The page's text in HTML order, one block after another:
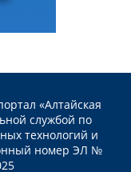
«Алтайская
службой по
технологий и
номер ЭЛ №